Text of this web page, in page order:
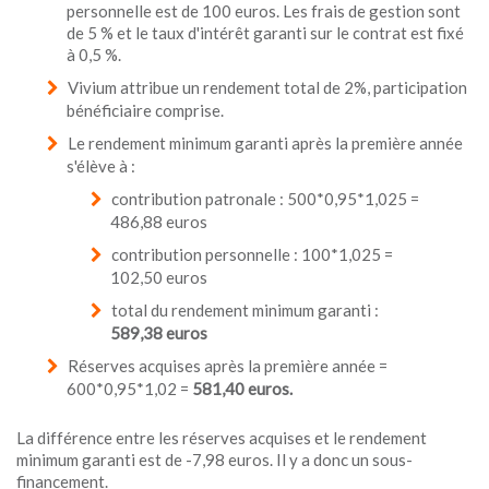
personnelle est de 100 euros. Les frais de gestion sont
de 5 % et le taux d'intérêt garanti sur le contrat est fixé
à 0,5 %.
Vivium attribue un rendement total de 2%, participation
bénéficiaire comprise.
Le rendement minimum garanti après la première année
s'élève à :
contribution patronale : 500*0,95*1,025 =
486,88 euros
contribution personnelle : 100*1,025 =
102,50 euros
total du rendement minimum garanti :
589,38 euros
Réserves acquises après la première année =
600*0,95*1,02 = 581,40 euros.
La différence entre les réserves acquises et le rendement
minimum garanti est de -7,98 euros. Il y a donc un sous-
financement.